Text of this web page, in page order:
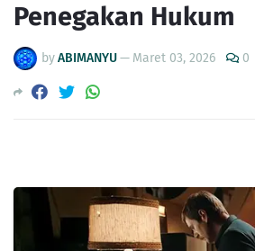
Penegakan Hukum
byABIMANYU— Maret 03, 2026 0